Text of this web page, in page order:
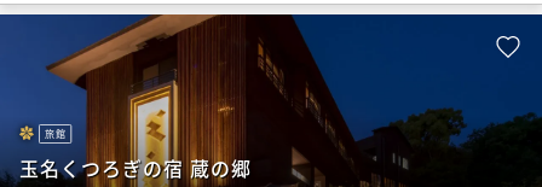
旅館
玉名くつろぎの宿 蔵の郷